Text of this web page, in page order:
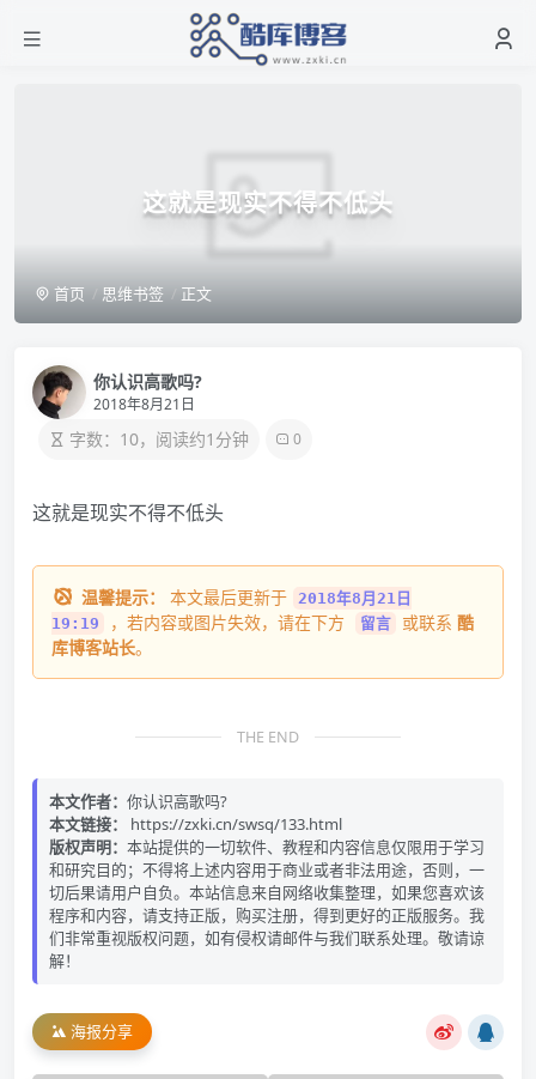
这就是现实不得不低头
首页 思维书签 正文
你认识高歌吗?
2018年8月21日
字数：10，阅读约1分钟 0
这就是现实不得不低头
温馨提示： 本文最后更新于
2018年8月21日
19:19
，若内容或图片失效，请在下方 留言 或联系 酷
库博客站长。
THE END
本文作者： 你认识高歌吗?
本文链接：
https://zxki.cn/swsq/133.html
版权声明： 本站提供的一切软件、教程和内容信息仅限用于学习
和研究目的；不得将上述内容用于商业或者非法用途，否则，一
切后果请用户自负。本站信息来自网络收集整理，如果您喜欢该
程序和内容，请支持正版，购买注册，得到更好的正版服务。我
们非常重视版权问题，如有侵权请邮件与我们联系处理。敬请谅
解！
海报分享